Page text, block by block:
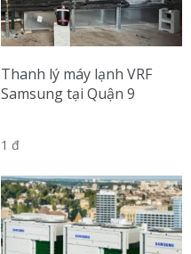
Thanh lý máy lạnh VRF
Samsung tại Quận 9
1 đ